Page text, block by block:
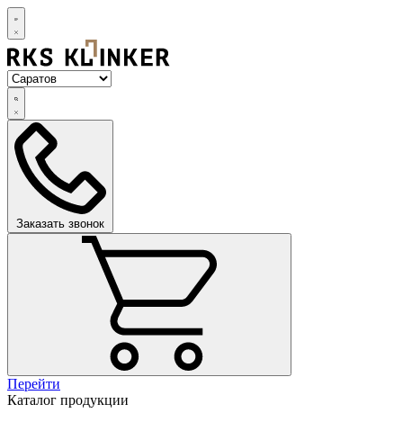
Заказать звонок
Перейти
Каталог продукции